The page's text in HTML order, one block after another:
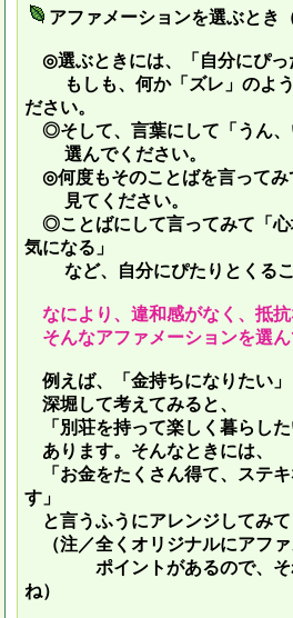
アファメーションを選ぶとき
◎選ぶときには、「自分にぴっ
もしも、何か「ズレ」のよう
ださい。
◎そして、言葉にして「うん、
選んでください。
◎何度もそのことばを言ってみ
見てください。
◎ことばにして言ってみて「心
気になる」
など、自分にぴたりとくるこ
なにより、違和感がなく、抵
そんなアファメーションを選
例えば、「金持ちになりたい
深堀して考えてみると、
「別荘を持って楽しく暮らし
あります。そんなときには、
「お金をたくさん得て、ステ
す」
と言うふうにアレンジしてみ
（注／全くオリジナルにアフ
ポイントがあるので、それ
ね）